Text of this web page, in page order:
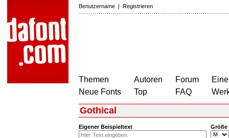
Benutzername | Registrieren
Themen
Neue Fonts
Autoren
Top
Forum
FAQ
Gothical
Eigener Beispieltext Größe